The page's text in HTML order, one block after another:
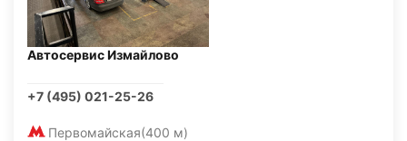
Автосервис Измайлово
+7 (495) 021-25-26
Первомайская(400 м)